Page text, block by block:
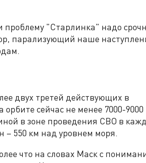
"Старлинка" надо
парализующий наше
двух третей действующих в
сейчас не менее 7000-9000
в зоне проведения СВО в
– 550 км над уровнем моря.
что на словах Маск с